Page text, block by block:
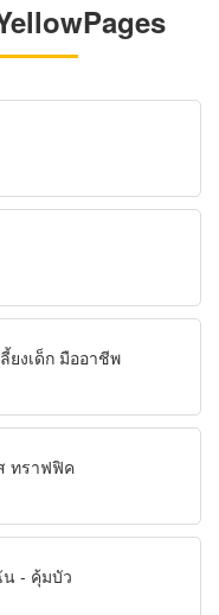
ยงเด็ก มืออาชีพ
ทราฟฟิค
- คุ้มบัว